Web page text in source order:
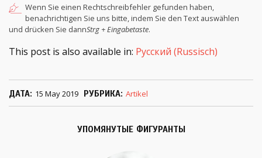
УПОМЯНУТЫЕ ФИГУРАНТЫ
Wenn Sie einen Rechtschreibfehler gefunden haben,
benachrichtigen Sie uns bitte, indem Sie den Text auswählen
und drücken Sie dannStrg + Eingabetaste.
This post is also available in: Русский (Russisch)
ДАТА 15 May 2019 РУБРИКА Artikel